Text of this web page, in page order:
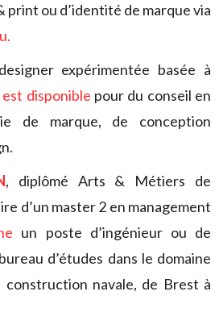
print ou d’identité de marque via
expérimentée basée à
est disponible pour du conseil en
de marque, de conception
, diplômé Arts & Métiers de
d’un master 2 en management
un poste d’ingénieur ou de
d’études dans le domaine
navale, de Brest à